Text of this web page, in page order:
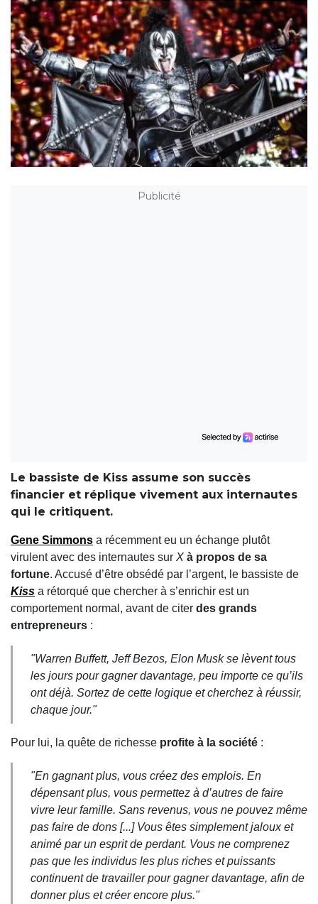
Publicité
Le bassiste de Kiss assume son succès
financier et réplique vivement aux internautes
qui le critiquent.
Gene Simmons a récemment eu un échange plutôt
virulent avec des internautes sur X à propos de sa
fortune. Accusé d’être obsédé par l’argent, le bassiste de
Kiss a rétorqué que chercher à s’enrichir est un
comportement normal, avant de citer des grands
entrepreneurs :
"Warren Buffett, Jeff Bezos, Elon Musk se lèvent tous
les jours pour gagner davantage, peu importe ce qu’ils
ont déjà. Sortez de cette logique et cherchez à réussir,
chaque jour."
Pour lui, la quête de richesse profite à la société :
"En gagnant plus, vous créez des emplois. En
dépensant plus, vous permettez à d’autres de faire
vivre leur famille. Sans revenus, vous ne pouvez même
pas faire de dons [...] Vous êtes simplement jaloux et
animé par un esprit de perdant. Vous ne comprenez
pas que les individus les plus riches et puissants
continuent de travailler pour gagner davantage, afin de
donner plus et créer encore plus."